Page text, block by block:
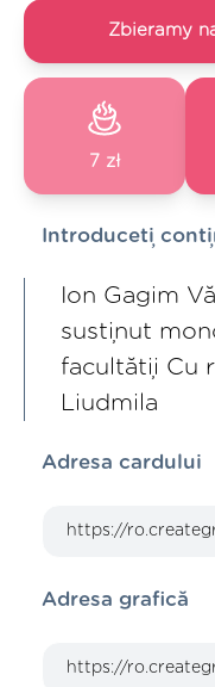
Zbieramy
7 zł
Introduceți
Ion Gagim
susținut
facultății Cu
Liudmila
Adresa cardului
Adresa grafică